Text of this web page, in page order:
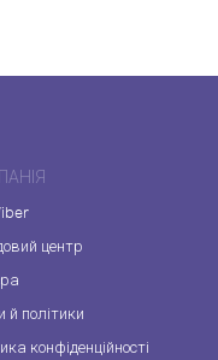
центр
й політики
конфіденційності